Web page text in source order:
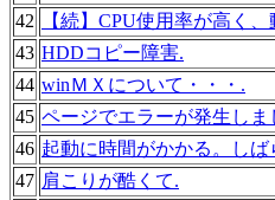
42
【続】CPU使用率が高く
43 HDDコピー障害.
44 winＭＸについて・・・.
45 ページでエラーが発生し
46 起動に時間がかかる。し
47 肩こりが酷くて.